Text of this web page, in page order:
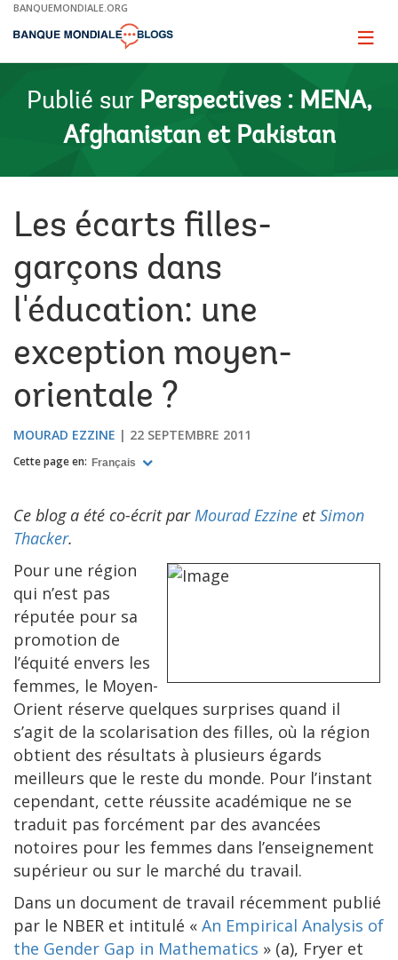
Skip
Main
BANQUEMONDIALE.ORG
Page
Publié sur Perspectives : MENA,
Afghanistan et Pakistan
Les écarts filles-
garçons dans
l'éducation: une
exception moyen-
orientale ?
MOURAD EZZINE 22 SEPTEMBRE 2011
Cette page en: Français
Ce blog a été co-écrit parMourad Ezzine etSimon
Thacker.
Pour une région
qui n’est pas
réputée pour sa
promotion de
l’équité envers les
femmes, le Moyen-
Orient réserve quelques surprises quand il
s’agit de la scolarisation des filles, où la région
obtient des résultats à plusieurs égards
meilleurs que le reste du monde. Pour l’instant
cependant, cette réussite académique ne se
traduit pas forcément par des avancées
notoires pour les femmes dans l’enseignement
supérieur ou sur le marché du travail.
Dans un document de travail récemment publié
par le NBER et intitulé « An Empirical Analysis of
the Gender Gap in Mathematics » (a), Fryer et